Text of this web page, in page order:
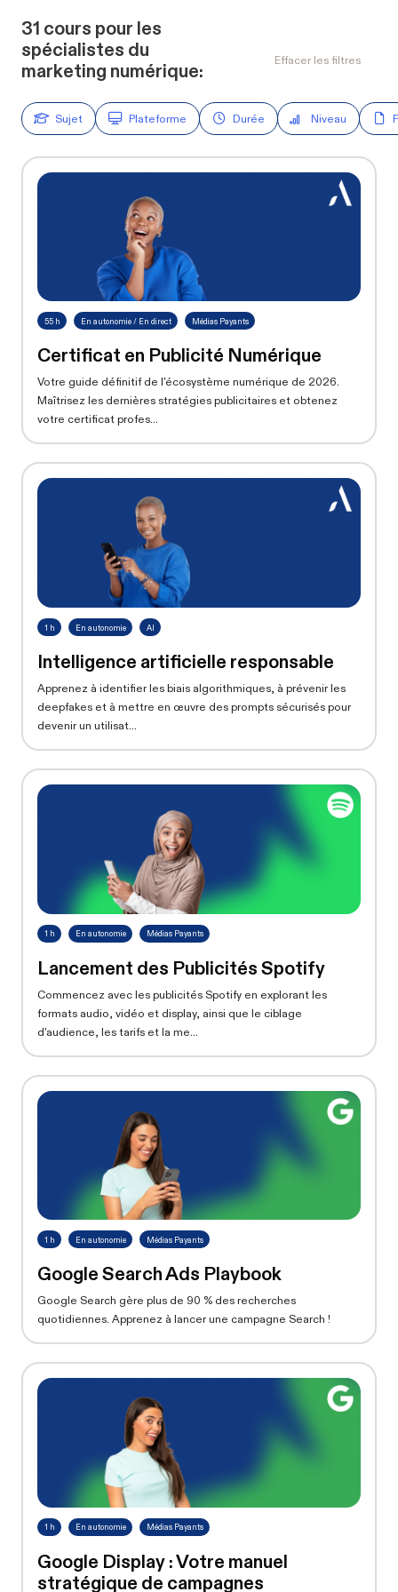
31 cours pour les
spécialistes du
marketing numérique:
Effacer les filtres
Sujet Plateforme Durée Niveau
55 h En autonomie / En direct Médias Payants
Certificat en Publicité Numérique
Votre guide définitif de l'écosystème numérique de 2026.
Maîtrisez les dernières stratégies publicitaires et obtenez
votre certificat profes...
1 h En autonomie AI
Intelligence artificielle responsable
Apprenez à identifier les biais algorithmiques, à prévenir les
deepfakes et à mettre en œuvre des prompts sécurisés pour
devenir un utilisat...
1 h En autonomie Médias Payants
Lancement des Publicités Spotify
Commencez avec les publicités Spotify en explorant les
formats audio, vidéo et display, ainsi que le ciblage
d'audience, les tarifs et la me...
1 h En autonomie Médias Payants
Google Search Ads Playbook
Google Search gère plus de 90 % des recherches
quotidiennes. Apprenez à lancer une campagne Search !
1 h En autonomie Médias Payants
Google Display : Votre manuel
stratégique de campagnes